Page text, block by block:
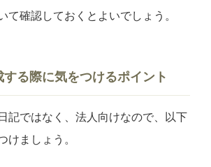
て確認しておくとよいでしょう。
する際に気をつけるポイント
記ではなく、法人向けなので、以下
けましょう。